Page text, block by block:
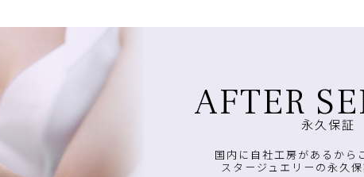
AFTER永久保証
国内に自社工房があるから
スタージュエリーの永久保